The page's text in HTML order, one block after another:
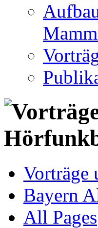
Vorträge
Bayern
All Pages